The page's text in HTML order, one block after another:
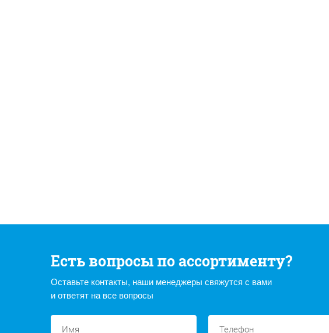
Есть вопросы по ассортименту?
Оставьте контакты, наши менеджеры свяжутся с вами
и ответят на все вопросы